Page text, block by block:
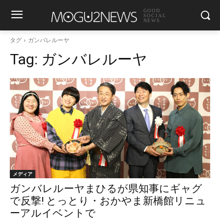
GOOD
SOCIAL
NEWS
タグ ガンバレルーヤ
Tag: ガンバレルーヤ
メディア
ガンバレルーヤまひるが県知事にギャグ
で反撃! とっとり・おかやま新橋館リニュ
ーアルイベントで